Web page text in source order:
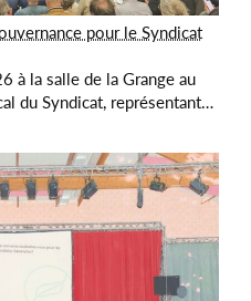
pour le Syndicat
à la salle de la Grange au
du Syndicat, représentant…